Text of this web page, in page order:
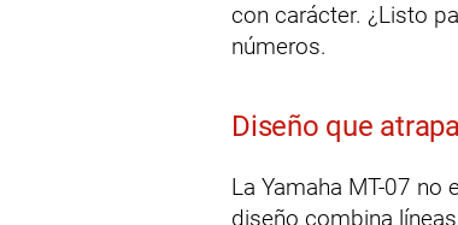
con carácter. ¿Listo
números.
Diseño que
La Yamaha MT-07 no
diseño combina